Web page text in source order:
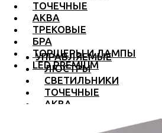
ТОЧЕЧНЫЕ
АКВА
ТРЕКОВЫЕ
БРА
ТОРШЕРЫ И ЛАМПЫ
LED PREMIUM
УПРАВЛЯЕМЫЕ
ЛЮСТРЫ
СВЕТИЛЬНИКИ
ТОЧЕЧНЫЕ
АКВА